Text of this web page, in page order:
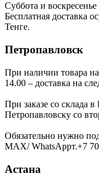
Суббота и воскресенье
Бесплатная доставка
Тенге.
Петропавловск
При наличии товара
14.00 – доставка на
При заказе со склада
Петропавловску со
Обязательно нужно
МАХ/ WhatsAppт.+7
Астана